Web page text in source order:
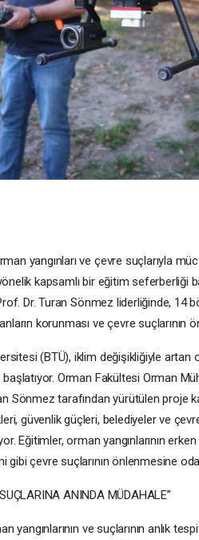
yangınları ve çevre suçlarıyla
kapsamlı bir eğitim
Dr. Turan Sönmez liderliğinde, 14
korunması ve çevre suçlarının
(BTÜ), iklim değişikliğiyle artan
Orman Fakültesi Orman
Sönmez tarafından yürütülen proje
güvenlik güçleri, belediyeler ve
Eğitimler, orman yangınlarının
gibi çevre suçlarının önlenmesine
ANINDA MÜDAHALE”
yangınlarının ve suçlarının anlık